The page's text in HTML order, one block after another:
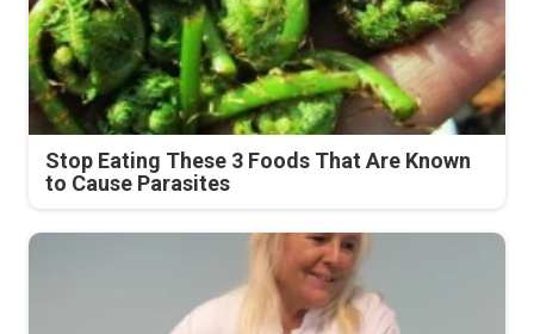
Stop Eating These 3 Foods That Are Known
to Cause Parasites